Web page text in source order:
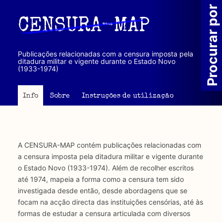
principal
CENSURA-MAP
Publicações relacionadas com a censura imposta pela
ditadura militar e vigente durante o Estado Novo
(1933-1974)
Info Sobre Instruções de utilização
A CENSURA-MAP contém publicações relacionadas com
a censura imposta pela ditadura militar e vigente durante
o Estado Novo (1933-1974). Além de recolher escritos
até 1974, mapeia a forma como a censura tem sido
investigada desde então, desde abordagens que se
focam na acção directa das instituições censórias, até às
formas de estudar a censura articulada com diversos
Procurar por